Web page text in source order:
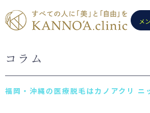
メ
TOP
- 医療脱
コラム